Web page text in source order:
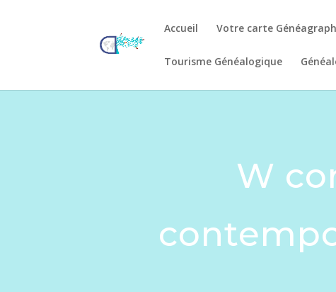
Accueil Votre carte
Tourisme Généalogique
W